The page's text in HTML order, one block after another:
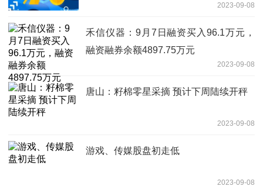
2023-09-08
禾信仪器：9月7日融资买入96.1万元，
融资融券余额4897.75万元
2023-09-08
唐山：籽棉零星采摘 预计下周陆续开秤
2023-09-08
游戏、传媒股盘初走低
2023-09-08